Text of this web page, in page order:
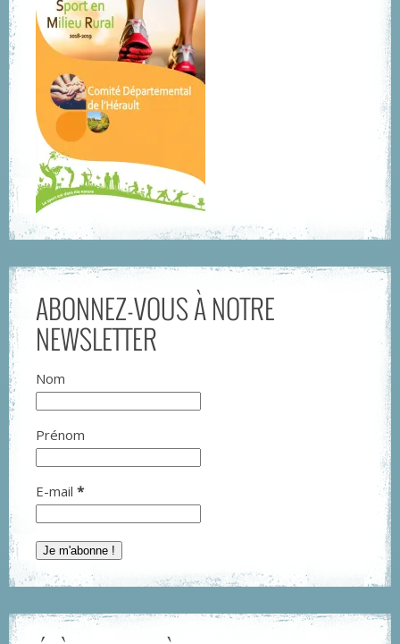
ABONNEZ-VOUS À NOTRE
NEWSLETTER
Nom
Prénom
E-mail *